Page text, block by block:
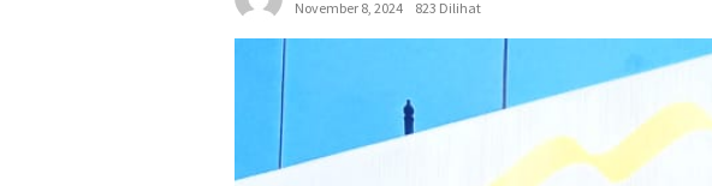
November 8, 2024
823 Dilihat